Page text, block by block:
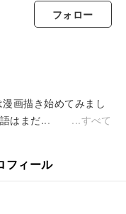
フォロー
画描き始めてみまし
はまだ...
すべて
フィール